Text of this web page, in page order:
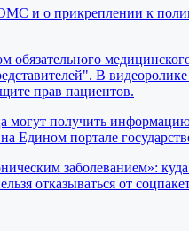
и о прикреплении к
обязательного
В
прав пациентов.
могут получить
Едином портале
заболеванием»:
отказываться от